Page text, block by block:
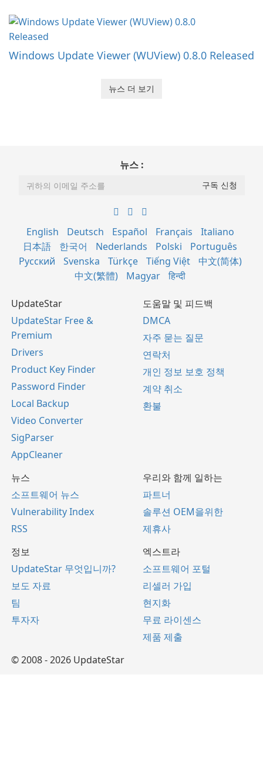
Windows Update Viewer (WUView) 0.8.0 Released
뉴스 더 보기
뉴스 :
English Deutsch Español Français
Italiano
日本語
한국어 Nederlands Polski
Português
Русский
Svenska Türkçe Tiếng Việt
中文(简体)
中文(繁體)
Magyar हिन्दी
UpdateStar
UpdateStar Free &
Premium
Drivers
Product Key Finder
Password Finder
Local Backup
Video Converter
SigParser
AppCleaner
도움말 및 피드백
DMCA
자주 묻는 질문
연락처
개인 정보 보호 정책
계약 취소
환불
뉴스
소프트웨어 뉴스
Vulnerability Index
RSS
우리와 함께 일하는
파트너
솔루션 OEM을위한
제휴사
정보
UpdateStar 무엇입니까?
보도 자료
팀
투자자
엑스트라
소프트웨어 포털
리셀러 가입
현지화
무료 라이센스
제품 제출
© 2008 - 2026 UpdateStar